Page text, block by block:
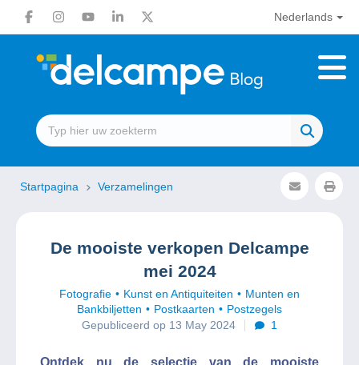
Nederlands
Startpagina Verzamelingen
De mooiste verkopen Delcampe
mei 2024
Fotografie Kunst en Antiquiteiten
Munten en
Bankbiljetten
Postkaarten
Postzegels
Gepubliceerd op 13 May 2024
1
Ontdek nu de selectie van de mooiste